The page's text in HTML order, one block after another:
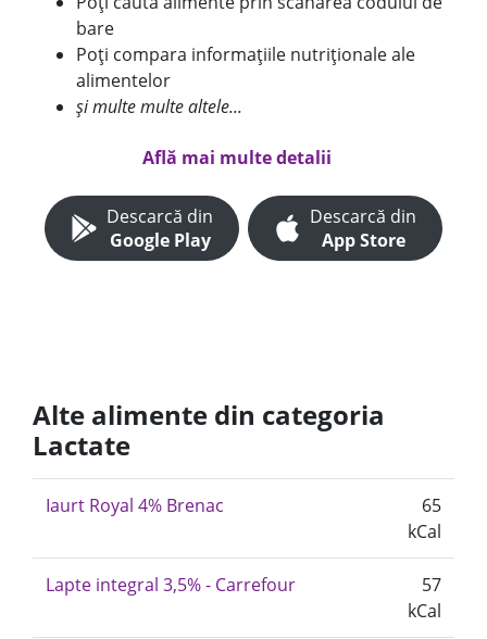
bare
Poți compara informațiile nutriționale ale
alimentelor
și multe multe altele...
Află mai multe detalii
Descarcă din
Google Play
Descarcă din
App Store
Alte alimente din categoria
Lactate
Iaurt Royal 4% Brenac
65
kCal
Lapte integral 3,5% - Carrefour
57
kCal